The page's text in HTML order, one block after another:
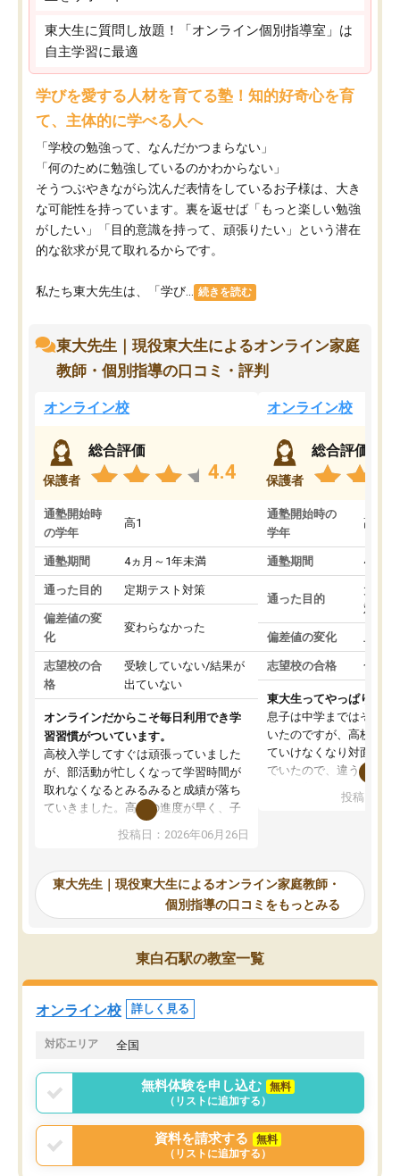
東大生に質問し放題！「オンライン個別指導室」は
自主学習に最適
学びを愛する人材を育てる塾！知的好奇心を育
て、主体的に学べる人へ
「学校の勉強って、なんだかつまらない」
「何のために勉強しているのかわからない」
そうつぶやきながら沈んだ表情をしているお子様は、大き
な可能性を持っています。裏を返せば「もっと楽しい勉強
がしたい」「目的意識を持って、頑張りたい」という潜在
的な欲求が見て取れるからです。
私たち東大先生は、「学び... 続きを読む
東大先生｜現役東大生によるオンライン家庭
教師・個別指導の口コミ・評判
オンライン校
保護者
総合評価
4.4
通塾開始時
の学年
高1
通塾期間 4ヵ月～1年未満
通った目的 定期テスト対策
偏差値の変
化
変わらなかった
志望校の合
格
受験していない/結果が
出ていない
オンラインだからこそ毎日利用でき学
習習慣がついています。
高校入学してすぐは頑張っていました
が、部活動が忙しくなって学習時間が
取れなくなるとみるみると成績が落ち
ていきました。高校の進度が早く、子
供も家に帰って勉強の話すると嫌な反
応を示します。東大先生にお願いして
れるので、親としても安心です。毎日
使える自習室とかもあり、わからない
ところがあれば先生が回答してくれる
のも重宝しています。
投稿日：2026年06月26日
オンライン校
保護者
総合評価
通塾開始時の
学年
高3
通塾期間 4ヵ月
通った目的
大学
対策
偏差値の変化
志望校の合格 合格
東大生ってやっぱりすご
息子は中学まではそこそ
いたのですが、高校に入
ていけなくなり対面の塾
でいたので、違うアプロ
で、当初は模試でD判定
自習室が毎日使えていつ
るのが心強かったよう
謝です。
投稿日：
東大先生｜現役東大生によるオンライン家庭教師・
個別指導の口コミをもっとみる
東白石駅の教室一覧
オンライン校 詳しく見る
対応エリア 全国
無料体験を申し込む
無料
（リストに追加する）
資料を請求する
無料
（リストに追加する）